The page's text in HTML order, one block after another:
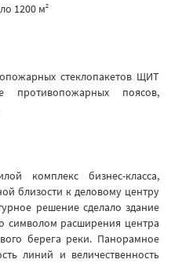
1200 м2
стеклопакетов ЩИТ
противопожарных поясов,
комплекс бизнес-класса,
близости к деловому центру
решение сделало здание
символом расширения центра
берега реки. Панорамное
линий и величественность